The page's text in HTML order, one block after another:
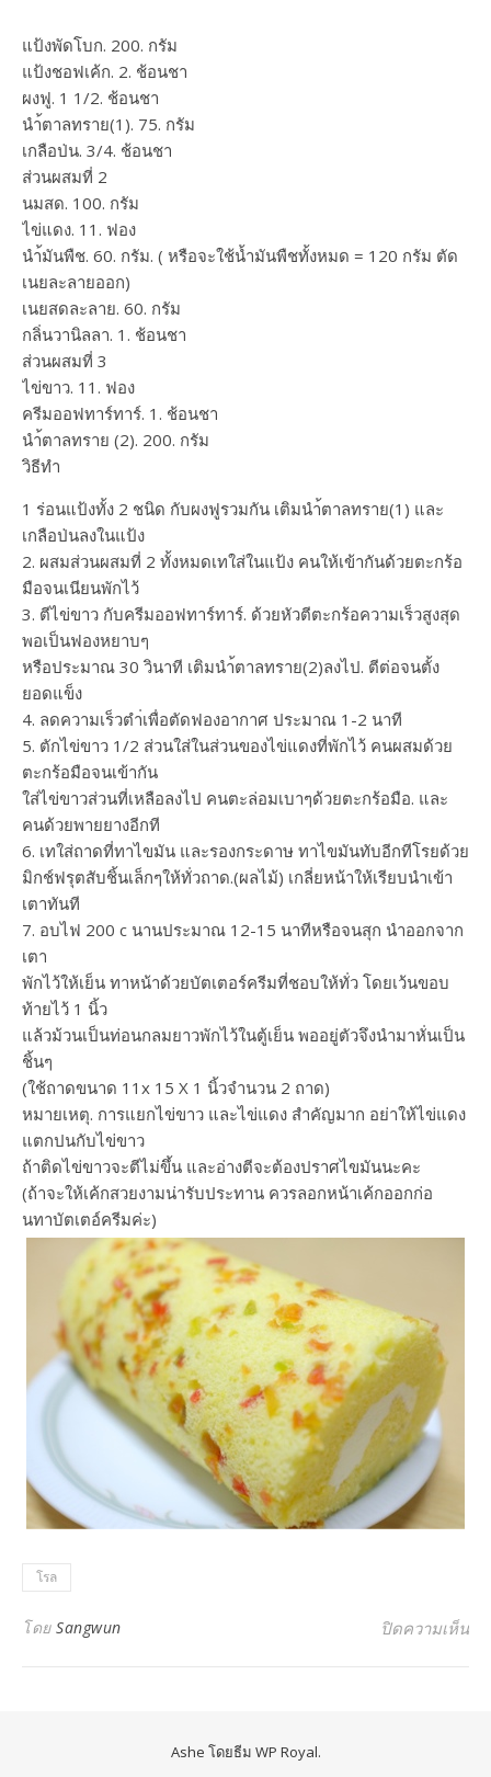
แป้งพัดโบก. 200. กรัม
แป้งชอฟเค้ก. 2. ช้อนชา
ผงฟู. 1 1/2. ช้อนชา
นำ้ตาลทราย(1). 75. กรัม
เกลือป่น. 3/4. ช้อนชา
ส่วนผสมที่ 2
นมสด. 100. กรัม
ไข่แดง. 11. ฟอง
นำ้มันพืช. 60. กรัม. ( หรือจะใช้น้ำมันพืชทั้งหมด = 120 กรัม ตัด
เนยละลายออก)
เนยสดละลาย. 60. กรัม
กลิ่นวานิลลา. 1. ช้อนชา
ส่วนผสมที่ 3
ไข่ขาว. 11. ฟอง
ครีมออฟทาร์ทาร์. 1. ช้อนชา
นำ้ตาลทราย (2). 200. กรัม
วิธีทำ
1 ร่อนแป้งทั้ง 2 ชนิด กับผงฟูรวมกัน เติมนำ้ตาลทราย(1) และ
เกลือป่นลงในแป้ง
2. ผสมส่วนผสมที่ 2 ทั้งหมดเทใส่ในแป้ง คนให้เข้ากันด้วยตะกร้อ
มือจนเนียนพักไว้
3. ตีไข่ขาว กับครีมออฟทาร์ทาร์. ด้วยหัวตีตะกร้อความเร็วสูงสุด
พอเป็นฟองหยาบๆ
หรือประมาณ 30 วินาที เติมนำ้ตาลทราย(2)ลงไป. ตีต่อจนตั้ง
ยอดแข็ง
4. ลดความเร็วตำ่เพื่อตัดฟองอากาศ ประมาณ 1-2 นาที
5. ตักไข่ขาว 1/2 ส่วนใส่ในส่วนของไข่แดงที่พักไว้ คนผสมด้วย
ตะกร้อมือจนเข้ากัน
ใส่ไข่ขาวส่วนที่เหลือลงไป คนตะล่อมเบาๆด้วยตะกร้อมือ. และ
คนด้วยพายยางอีกที
6. เทใส่ถาดที่ทาไขมัน และรองกระดาษ ทาไขมันทับอีกทีโรยด้วย
มิกช์ฟรุตสับชิ้นเล็กๆให้ทั่วถาด.(ผลไม้) เกลี่ยหน้าให้เรียบนำเข้า
เตาทันที
7. อบไฟ 200 c นานประมาณ 12-15 นาทีหรือจนสุก นำออกจาก
เตา
พักไว้ให้เย็น ทาหน้าด้วยบัตเตอร์ครีมที่ชอบให้ทั่ว โดยเว้นขอบ
ท้ายไว้ 1 นิ้ว
แล้วม้วนเป็นท่อนกลมยาวพักไว้ในตู้เย็น พออยู่ตัวจึงนำมาหั่นเป็น
ชิ้นๆ
(ใช้ถาดขนาด 11x 15 X 1 นิ้วจำนวน 2 ถาด)
หมายเหตุ. การแยกไข่ขาว และไข่แดง สำคัญมาก อย่าให้ไข่แดง
แตกปนกับไข่ขาว
ถ้าติดไข่ขาวจะตีไม่ขึ้น และอ่างตีจะต้องปราศไขมันนะคะ
(ถ้าจะให้เค้กสวยงามน่ารับประทาน ควรลอกหน้าเค้กออกก่อ
นทาบัตเตอ์ครีมค่ะ)
โรล
โดย Sangwun ปิดความเห็นบ
Ashe โดยธีม WP Royal.